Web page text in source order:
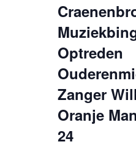
Optreden
Zanger
Oranje
24